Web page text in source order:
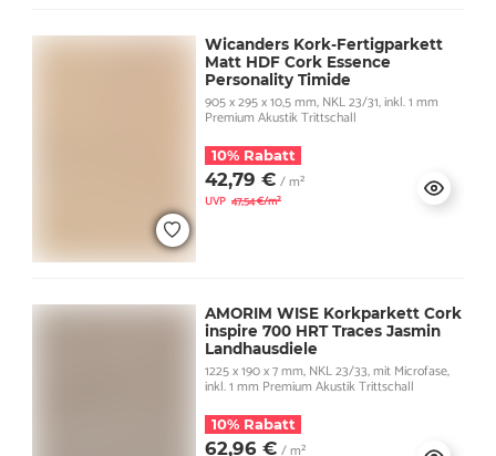
Wicanders Kork-Fertigparkett
Matt HDF Cork Essence
Personality Timide
905 x 295 x 10,5 mm, NKL 23/31, inkl. 1 mm
Premium Akustik Trittschall
10% Rabatt
42,79 € / m²
UVP 47,54 €/m²
AMORIM WISE Korkparkett Cork
inspire 700 HRT Traces Jasmin
Landhausdiele
1225 x 190 x 7 mm, NKL 23/33, mit Microfase,
inkl. 1 mm Premium Akustik Trittschall
10% Rabatt
62,96 € / m²